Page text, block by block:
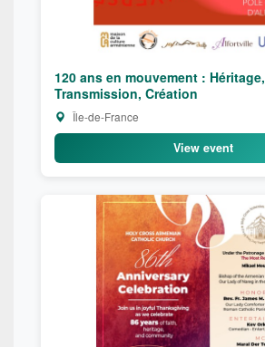
120 ans en mouvement : Héritage,
Transmission, Création
Île-de-France
View event